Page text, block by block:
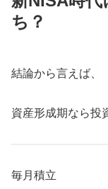
ち？
結論から言えば、
資産形成期なら投
毎月積立